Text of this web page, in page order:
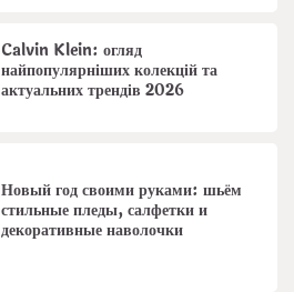
Calvin Klein: огляд
найпопулярніших колекцій та
актуальних трендів 2026
Новый год своими руками: шьём
стильные пледы, салфетки и
декоративные наволочки